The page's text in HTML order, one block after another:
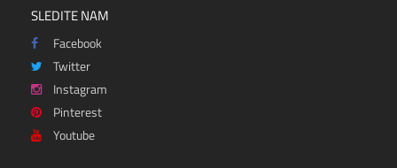
SLEDITE NAM
Facebook
Twitter
Instagram
Pinterest
Youtube